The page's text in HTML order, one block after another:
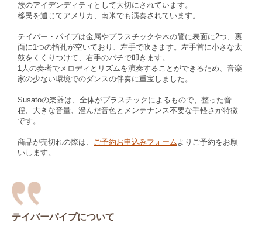
族のアイデンディティとして大切にされています。
移民を通じてアメリカ、南米でも演奏されています。
テイバー・パイプは金属やプラスチックや木の管に表面に2つ、裏
面に1つの指孔が空いており、左手で吹きます。左手首に小さな太
鼓をくくりつけて、右手のバチで叩きます。
1人の奏者でメロディとリズムを演奏することができるため、音楽
家の少ない環境でのダンスの伴奏に重宝しました。
Susatoの楽器は、全体がプラスチックによるもので、整った音
程、大きな音量、澄んだ音色とメンテナンス不要な手軽さが特徴
です。
商品が売切れの際は、 ご予約お申込みフォームよりご予約をお願
いします。
テイバーパイプについて